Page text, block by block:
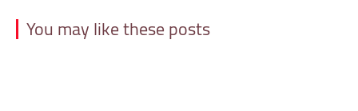
You may like these posts